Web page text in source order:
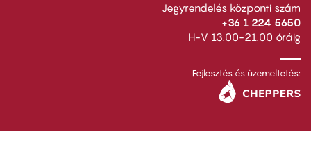
Jegyrendelés központi szám
+36 1 224 5650
H-V 13.00-21.00 óráig
Fejlesztés és üzemeltetés: